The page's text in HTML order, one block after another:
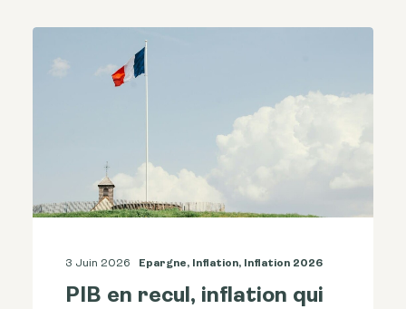
3 Juin 2026 Epargne, Inflation, Inflation 2026
PIB en recul, inflation qui